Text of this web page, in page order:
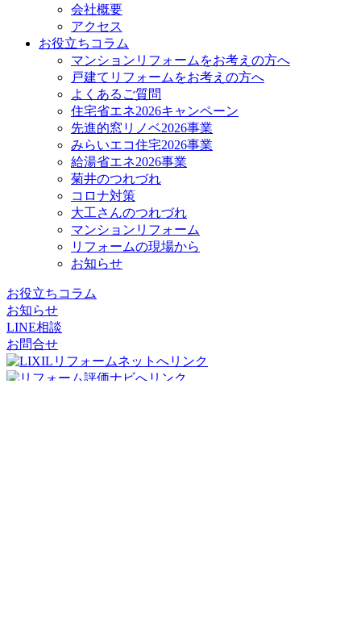
会社概要
アクセス
お役立ちコラム
マンションリフォームをお考えの方へ
戸建てリフォームをお考えの方へ
よくあるご質問
住宅省エネ2026キャンペーン
先進的窓リノベ2026事業
みらいエコ住宅2026事業
給湯省エネ2026事業
菊井のつれづれ
コロナ対策
大工さんのつれづれ
マンションリフォーム
リフォームの現場から
お知らせ
お役立ちコラム
お知らせ
LINE相談
お問合せ